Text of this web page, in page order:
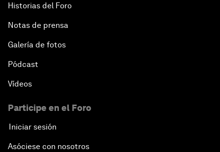
Historias del Foro
Notas de prensa
Galería de fotos
Pódcast
Vídeos
Participe en el Foro
Iniciar sesión
Asóciese con nosotros